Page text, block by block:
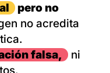
pero no
no acredita
falsa,
ni